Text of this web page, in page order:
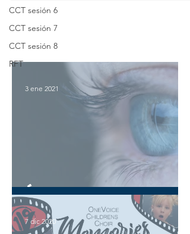
CCT sesión 6
CCT sesión 7
CCT sesión 8
RFT
ÉCHALE UN
VISTAZO AL
3 ene 2021
7 dic 2020